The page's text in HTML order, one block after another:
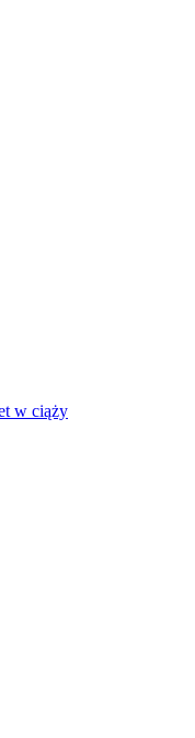
w ciąży